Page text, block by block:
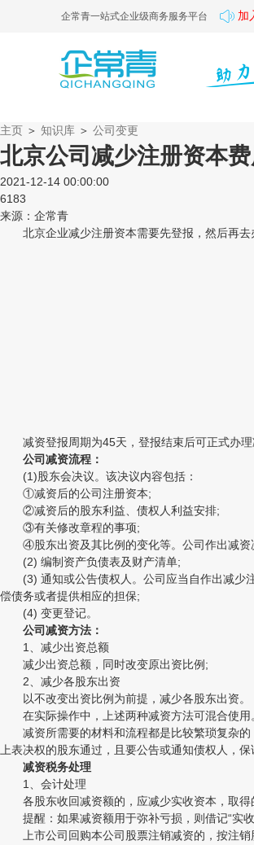
企常青一站式企业级商务服务平台 加
主页 ＞ 知识库 ＞ 公司变更
北京公司减少注册资本
2021-12-14 00:00:00
6183
来源：企常青
北京企业减少注册资本需要先登报，然后再去
减资登报周期为45天，登报结束后可正式办理
公司减资流程：
(1)股东会决议。该决议内容包括：
①减资后的公司注册资本;
②减资后的股东利益、债权人利益安排;
③有关修改章程的事项;
④股东出资及其比例的变化等。公司作出减资
(2) 编制资产负债表及财产清单;
(3) 通知或公告债权人。公司应当自作出减少注
偿债务或者提供相应的担保;
(4) 变更登记。
公司减资方法：
1、减少出资总额
减少出资总额，同时改变原出资比例;
2、减少各股东出资
以不改变出资比例为前提，减少各股东出资。
在实际操作中，上述两种减资方法可混合使用
减资所需要的材料和流程都是比较繁琐复杂的
上表决权的股东通过，且要公告或通知债权人，
减资税务处理
1、会计处理
各股东收回减资额的，应减少实收资本，取得
提醒：如果减资额用于弥补亏损，则借记“实收
上市公司回购本公司股票注销减资的，按注销